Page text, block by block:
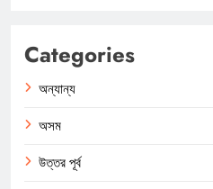
Categories
অন্যান্য
অসম
উত্তর পূর্ব